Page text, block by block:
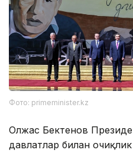
Фото: primeminister.kz
Олжас Бектенов
давлатлар билан